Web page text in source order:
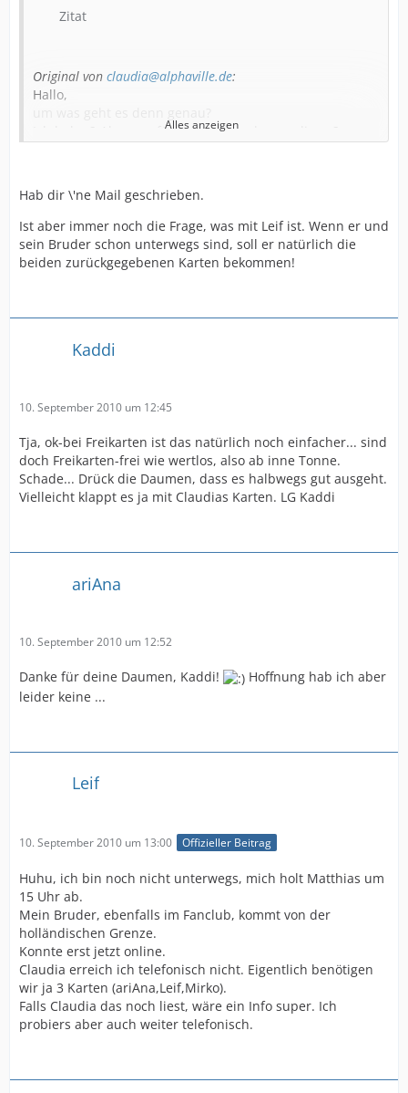
Zitat
Original von claudia@alphaville.de:
Hallo,
Ich habe 2 Absagen für heute Abend, ergo diese 2
Bitte kontaktiert mich im Bedarfsfall
claudiaalphaville.de
Viele Grüße
Claudia
Alles anzeigen
Hab dir \'ne Mail geschrieben.
Ist aber immer noch die Frage, was mit Leif ist. Wenn er und
sein Bruder schon unterwegs sind, soll er natürlich die
beiden zurückgegebenen Karten bekommen!
Kaddi
10. September 2010 um 12:45
Tja, ok-bei Freikarten ist das natürlich noch einfacher... sind
doch Freikarten-frei wie wertlos, also ab inne Tonne.
Schade... Drück die Daumen, dass es halbwegs gut ausgeht.
Vielleicht klappt es ja mit Claudias Karten. LG Kaddi
ariAna
10. September 2010 um 12:52
Danke für deine Daumen, Kaddi!
Hoffnung hab ich aber
leider keine ...
Leif
10. September 2010 um 13:00 Offizieller Beitrag
Huhu, ich bin noch nicht unterwegs, mich holt Matthias um
15 Uhr ab.
Mein Bruder, ebenfalls im Fanclub, kommt von der
holländischen Grenze.
Konnte erst jetzt online.
Claudia erreich ich telefonisch nicht. Eigentlich benötigen
wir ja 3 Karten (ariAna,Leif,Mirko).
Falls Claudia das noch liest, wäre ein Info super. Ich
probiers aber auch weiter telefonisch.